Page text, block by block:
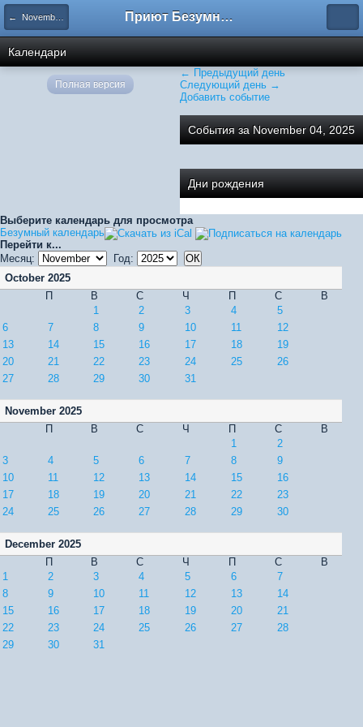
← November 2025 Приют Безумных
Календари
← Предыдущий день
Следующий день →
Добавить событие
События за November 04, 2025
Дни рождения
Выберите календарь для просмотра
Безумный календарь
Перейти к...
Месяц:
Год:
October 2025
П
В С Ч П С
В
1
2 3 4
5
6
7 8 9 10 11
12
13
14 15 16 17 18
19
20
21 22 23 24 25
26
27
28 29 30 31
November 2025
П
В С Ч П С
В
1
2
3
4 5 6 7 8
9
10
11 12 13 14 15
16
17
18 19 20 21 22
23
24
25 26 27 28 29 30
December 2025
П
В С Ч П С
В
1
2 3 4 5 6
7
8
9 10 11 12 13
14
15
16 17 18 19 20
21
22
23 24 25 26 27
28
29
30 31
Полная версия